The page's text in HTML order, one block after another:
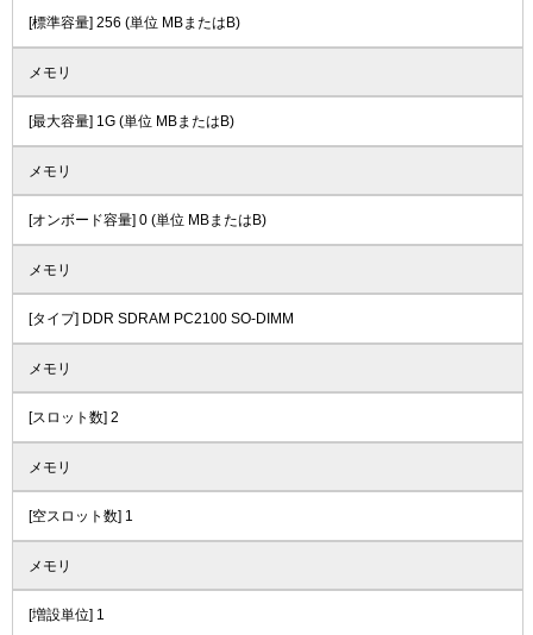
[標準容量] 256 (単位 MBまたはB)
メモリ
[最大容量] 1G (単位 MBまたはB)
メモリ
[オンボード容量] 0 (単位 MBまたはB)
メモリ
[タイプ] DDR SDRAM PC2100 SO-DIMM
メモリ
[スロット数] 2
メモリ
[空スロット数] 1
メモリ
[増設単位] 1